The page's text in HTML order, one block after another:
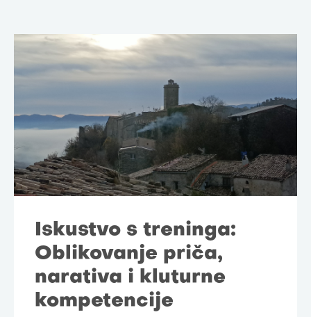
Iskustvo s treninga:
Oblikovanje priča,
narativa i kluturne
kompetencije